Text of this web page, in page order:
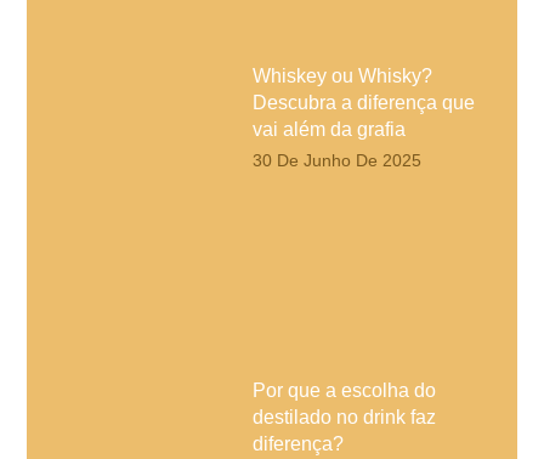
Whiskey ou Whisky?
Descubra a diferença que
vai além da grafia
30 De Junho De 2025
Por que a escolha do
destilado no drink faz
diferença?